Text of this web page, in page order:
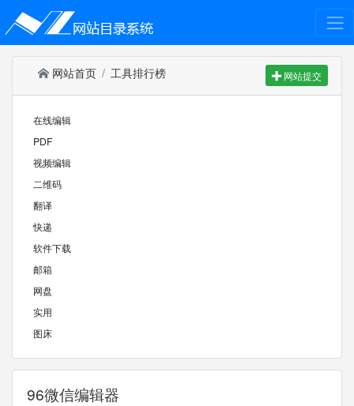
网站首页 工具排行榜 网站提交
在线编辑
PDF
视频编辑
二维码
翻译
快递
软件下载
邮箱
网盘
实用
图床
96微信编辑器